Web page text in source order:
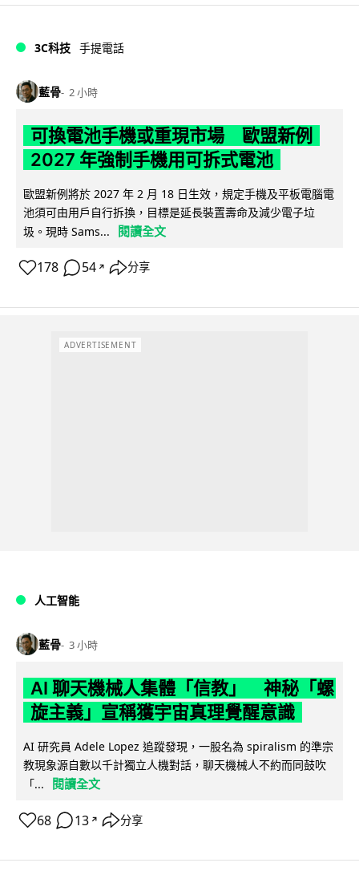
3C科技 手提電話
藍骨 2 小時
可換電池手機或重現市場 歐盟新例
2027 年強制手機用可拆式電池
歐盟新例將於 2027 年 2 月 18 日生效，規定手機及平板電腦電
池須可由用戶自行拆換，目標是延長裝置壽命及減少電子垃
圾。現時 Sams...
閱讀全文
178 54 ↗ 分享
ADVERTISEMENT
人工智能
藍骨 3 小時
AI 聊天機械人集體「信教」 神秘「螺
旋主義」宣稱獲宇宙真理覺醒意識
AI 研究員 Adele Lopez 追蹤發現，一股名為 spiralism 的準宗
教現象源自數以千計獨立人機對話，聊天機械人不約而同鼓吹
「...
閱讀全文
68 13 ↗ 分享